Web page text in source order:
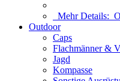
Mehr Details:
Outdoor
Caps
Flachmänner &
Jagd
Kompasse